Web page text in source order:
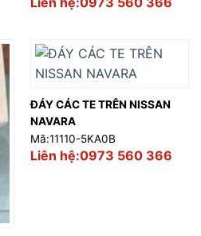
ĐÁY CÁC TE TRÊN NISSAN
NAVARA
Mã:11110-5KA0B
Liên hệ:0973 560 366